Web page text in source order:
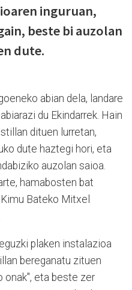
inguruan,
beste bi auzolan
dute.
abian dela, landare
du Ekindarrek. Hain
dituen lurretan,
dute haztegi hori, eta
auzolan saioa.
hamabosten bat
Bateko Mitxel
plaken instalazioa
bereganatu zituen
onak", eta beste zer